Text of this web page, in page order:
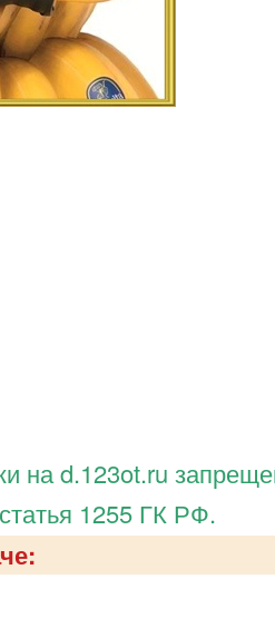
на d.123ot.ru
1255 ГК РФ.